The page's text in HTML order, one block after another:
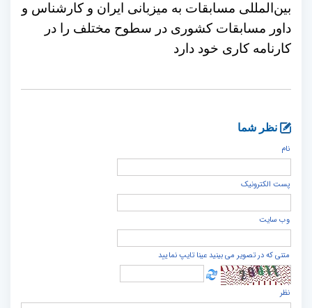
بین‌المللی مسابقات به میزبانی ایران و کارشناس و
داور مسابقات کشوری در سطوح مختلف را در
کارنامه کاری خود دارد
نظر شما
نام
پست الكترونيک
وب سایت
متنی که در تصویر می بینید عینا تایپ نمایید
نظر